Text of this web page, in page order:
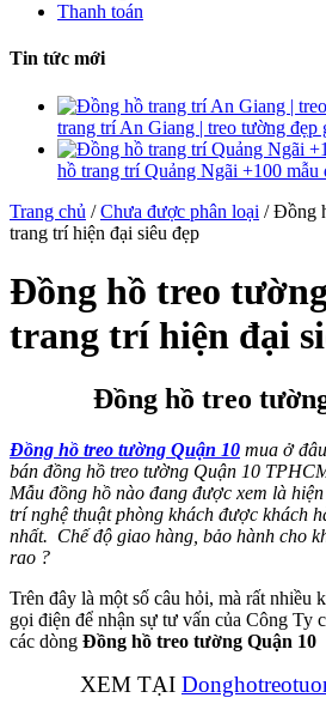
Thanh toán
Tin tức mới
trang trí An Giang | treo tường đẹp
hồ trang trí Quảng Ngãi +100 mẫu
Trang chủ /Chưa được phân loại / Đồng
trang trí hiện đại siêu đẹp
Đồng hồ treo
trang trí hiện đại
Đồng hồ treo
Đồng hồ treo tường Quận 10 mua ở
bán đồng hồ treo tường Quận 10
Mẫu đồng hồ nào đang được xem là
trí nghệ thuật phòng khách được khách
nhất. Chế độ giao hàng, bảo hành cho
rao ?
Trên đây là một số câu hỏi, mà rất nhiều
gọi điện để nhận sự tư vấn của Công Ty
các dòng Đồng hồ treo tường Quận 10
XEM TẠI